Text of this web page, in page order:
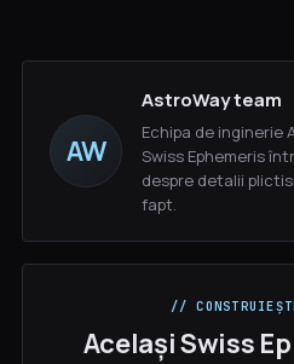
AW
AstroWay team
Echipa de inginerie
Swiss Ephemeris
despre detalii
fapt.
//
Același Swiss